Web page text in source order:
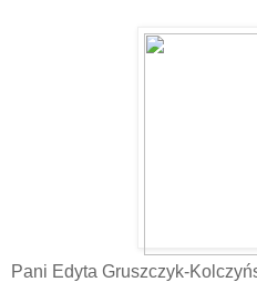
Pani Edyta Gruszczyk-